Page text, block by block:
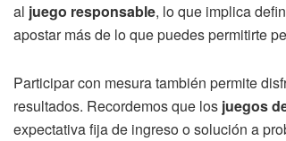
al juego responsable, lo que implica
apostar más de lo que puedes permitirte
Participar con mesura también permite
resultados. Recordemos que los juegos
expectativa fija de ingreso o solución a